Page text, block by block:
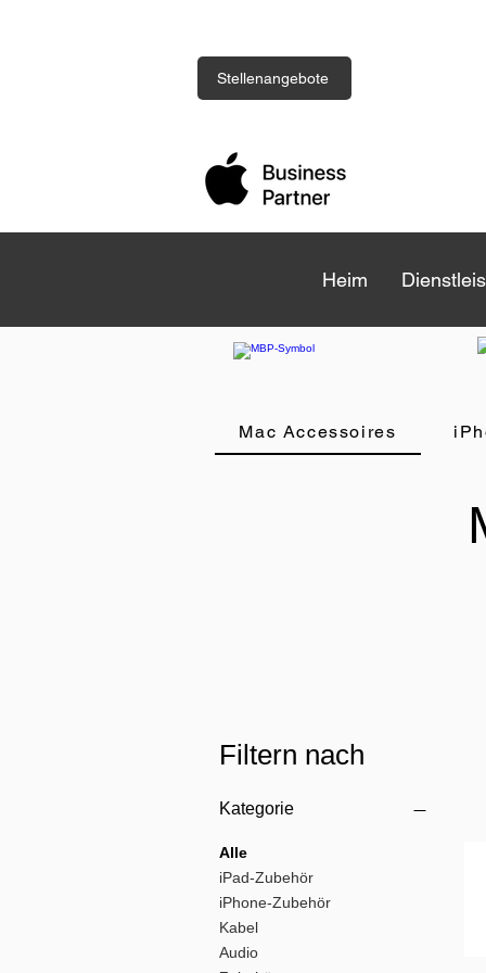
Stellenangebote
Heim
Heim
Mac Accessoires
Filtern nach
Kategorie
Alle
iPad-Zubehör
iPhone-Zubehör
Kabel
Audio